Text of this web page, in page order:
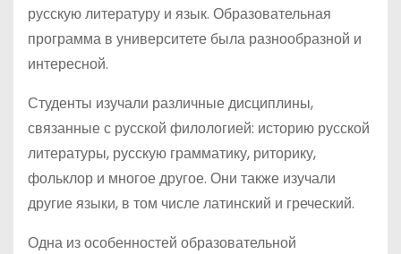
русскую литературу и язык. Образовательная
программа в университете была разнообразной и
интересной.
Студенты изучали различные дисциплины,
связанные с русской филологией: историю русской
литературы, русскую грамматику, риторику,
фольклор и многое другое. Они также изучали
другие языки, в том числе латинский и греческий.
Одна из особенностей образовательной